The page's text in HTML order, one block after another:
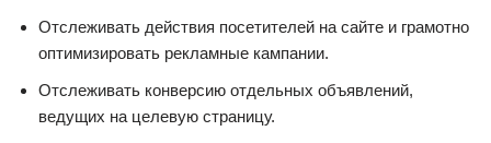
Отслеживать действия посетителей на сайте и грамотно
оптимизировать рекламные кампании.
Отслеживать конверсию отдельных объявлений,
ведущих на целевую страницу.